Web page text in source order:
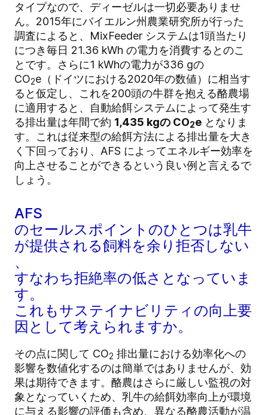
タイプなので、ディーゼルは一切必要ありませ
ん。2015年にバイエルン州農業研究所が行った
調査によると、MixFeeder システムは1頭当たり
につき毎日 21.36 kWh の電力を消費するとのこ
とです。さらに1 kWhの電力が336 gの
CO2e（ドイツにおける2020年の数値）に相当す
ると仮定し、これを200頭の牛群を抱える酪農場
に適用すると、自動給餌システムによって発生す
る排出量は年間で約 1,435 kgの CO2e となりま
す。これは従来型の給餌方法による排出量を大き
く下回っており、AFS によってエネルギー効率を
向上させることができるという良い例と言えるで
しょう。
AFS
のセールスポイントのひとつは乳牛
が提供される飼料を余り拒否しない
、
すなわち拒絶率の低さとなっていま
す。
これもサステイナビリティの向上要
因として考えられますか。
その点に関して CO2 排出量における効率化への
影響を数値化するのは簡単ではありませんが、効
果は期待できます。酪農はさらに厳しい監視の対
象となっていくため、乳牛の給餌効率向上が環境
に与える影響の評価も含め、異なる酪農活動が温